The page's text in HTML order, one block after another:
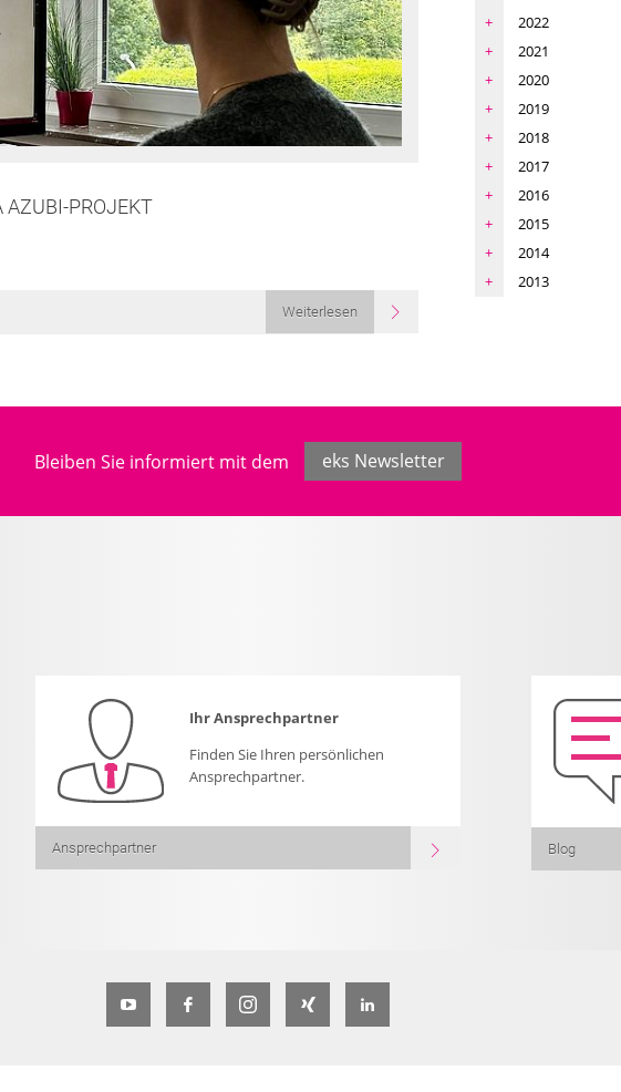
AZUBI-PROJEKT
Weiterlesen
2022
2021
2020
2019
2018
2017
2016
2015
2014
2013
Bleiben Sie informiert mit dem eks Newsletter
Ihr Ansprechpartner
Finden Sie Ihren persönlichen
Ansprechpartner.
Ansprechpartner Blog